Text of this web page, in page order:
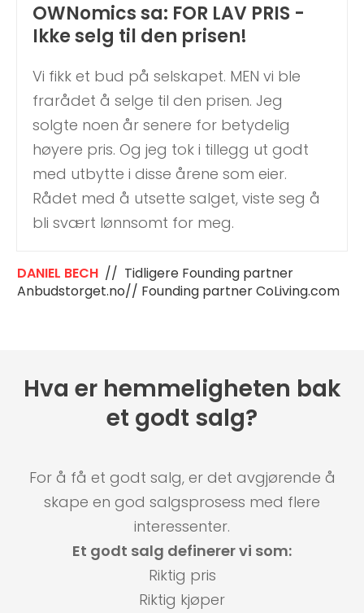
OWNomics sa: FOR LAV PRIS -
Ikke selg til den prisen!
Vi fikk et bud på selskapet. MEN vi ble
frarådet å selge til den prisen. Jeg
solgte noen år senere for betydelig
høyere pris. Og jeg tok i tillegg ut godt
med utbytte i disse årene som eier.
Rådet med å utsette salget, viste seg å
bli svært lønnsomt for meg.
DANIEL BECH // Tidligere Founding partner
Anbudstorget.no// Founding partner CoLiving.com
Hva er hemmeligheten bak
et godt salg?
For å få et godt salg, er det avgjørende å
skape en god salgsprosess med flere
interessenter.
Et godt salg definerer vi som:
Riktig pris
Riktig kjøper